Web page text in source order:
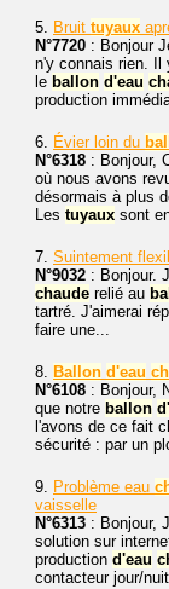
5. Bruit tuyaux
N°7720 : Bonjour
n'y connais rien. Il
le ballon d'eau
production
6. Évier loin du
N°6318 : Bonjour,
où nous avons
désormais à plus
Les tuyaux sont
7. Suintement
N°9032 : Bonjour.
chaude relié au
tartré. J'aimerai
faire une...
8. Ballon d'eau
N°6108 : Bonjour,
que notre ballon
l'avons de ce fait
sécurité : par un
9. Problème eau
vaisselle
N°6313 : Bonjour,
solution sur
production d'eau
contacteur jour/